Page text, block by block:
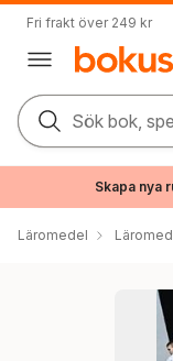
Fri frakt över 249 kr
Sök bok,
Skapa nya
Läromedel